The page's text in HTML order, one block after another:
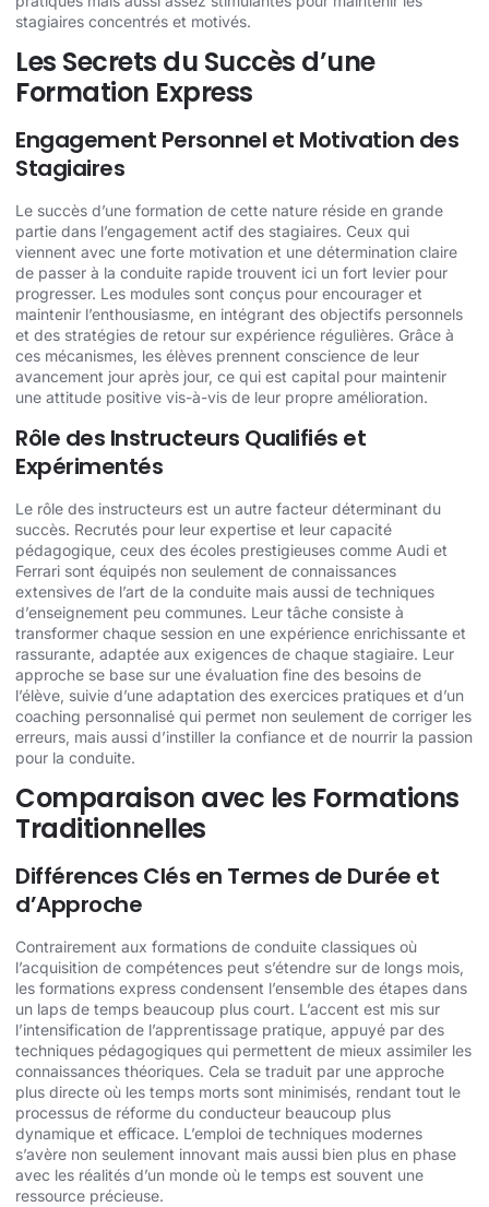
stagiaires concentrés et motivés.
Les Secrets du Succès d’une
Formation Express
Engagement Personnel et Motivation des
Stagiaires
Le succès d’une formation de cette nature réside en grande
partie dans l’engagement actif des stagiaires. Ceux qui
viennent avec une forte motivation et une détermination claire
de passer à la conduite rapide trouvent ici un fort levier pour
progresser. Les modules sont conçus pour encourager et
maintenir l’enthousiasme, en intégrant des objectifs personnels
et des stratégies de retour sur expérience régulières. Grâce à
ces mécanismes, les élèves prennent conscience de leur
avancement jour après jour, ce qui est capital pour maintenir
une attitude positive vis-à-vis de leur propre amélioration.
Rôle des Instructeurs Qualifiés et
Expérimentés
Le rôle des instructeurs est un autre facteur déterminant du
succès. Recrutés pour leur expertise et leur capacité
pédagogique, ceux des écoles prestigieuses comme Audi et
Ferrari sont équipés non seulement de connaissances
extensives de l’art de la conduite mais aussi de techniques
d’enseignement peu communes. Leur tâche consiste à
transformer chaque session en une expérience enrichissante et
rassurante, adaptée aux exigences de chaque stagiaire. Leur
approche se base sur une évaluation fine des besoins de
l’élève, suivie d’une adaptation des exercices pratiques et d’un
coaching personnalisé qui permet non seulement de corriger les
erreurs, mais aussi d’instiller la confiance et de nourrir la passion
pour la conduite.
Comparaison avec les Formations
Traditionnelles
Différences Clés en Termes de Durée et
d’Approche
Contrairement aux formations de conduite classiques où
l’acquisition de compétences peut s’étendre sur de longs mois,
les formations express condensent l’ensemble des étapes dans
un laps de temps beaucoup plus court. L’accent est mis sur
l’intensification de l’apprentissage pratique, appuyé par des
techniques pédagogiques qui permettent de mieux assimiler les
connaissances théoriques. Cela se traduit par une approche
plus directe où les temps morts sont minimisés, rendant tout le
processus de réforme du conducteur beaucoup plus
dynamique et efficace. L’emploi de techniques modernes
s’avère non seulement innovant mais aussi bien plus en phase
avec les réalités d’un monde où le temps est souvent une
ressource précieuse.